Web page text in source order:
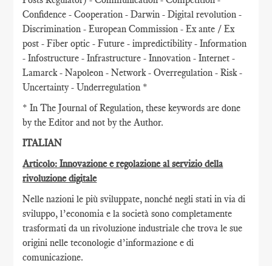
Confidence - Cooperation - Darwin - Digital revolution -
Discrimination - European Commission - Ex ante / Ex
post - Fiber optic - Future - impredictibility - Information
- Infostructure - Infrastructure - Innovation - Internet -
Lamarck - Napoleon - Network - Overregulation - Risk -
Uncertainty - Underregulation *
* In The Journal of Regulation, these keywords are done
by the Editor and not by the Author.
ITALIAN
Articolo: Innovazione e regolazione al servizio della
rivoluzione digitale
Nelle nazioni le più sviluppate, nonché negli stati in via di
sviluppo, l’economia e la società sono completamente
trasformati da un rivoluzione industriale che trova le sue
origini nelle teconologie d’informazione e di
comunicazione.